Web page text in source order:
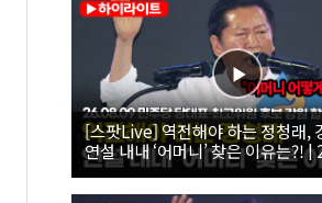
[스팟Live] 역전해야 하는 정청래,
연설 내내 ‘어머니’ 찾은 이유는?! | 26.08.09
더불어민주당 당대표·최고위원 후
동연설회